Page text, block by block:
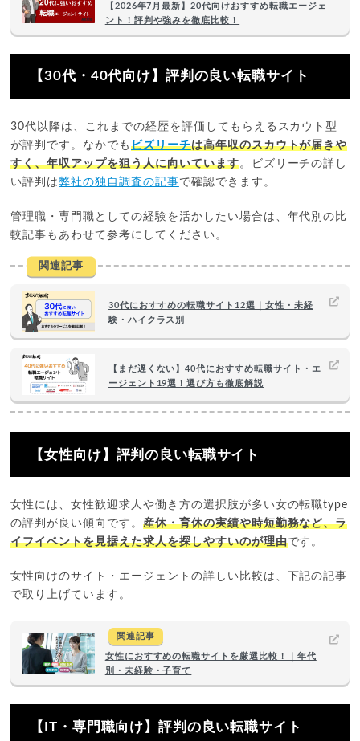
【2026年7月最新】20代向けおすすめ転職エージェ
ント！評判や強みを徹底比較！
【30代・40代向け】評判の良い転職サイト
30代以降は、これまでの経歴を評価してもらえるスカウト型
が評判です。なかでもビズリーチは高年収のスカウトが届きや
すく、年収アップを狙う人に向いています。ビズリーチの詳し
い評判は弊社の独自調査の記事で確認できます。
管理職・専門職としての経験を活かしたい場合は、年代別の比
較記事もあわせて参考にしてください。
関連記事
30代におすすめの転職サイト12選｜女性・未経
験・ハイクラス別
【まだ遅くない】40代におすすめ転職サイト・エ
ージェント19選！選び方も徹底解説
【女性向け】評判の良い転職サイト
女性には、女性歓迎求人や働き方の選択肢が多い女の転職type
の評判が良い傾向です。 産休・育休の実績や時短勤務など、ラ
イフイベントを見据えた求人を探しやすいのが理由です。
女性向けのサイト・エージェントの詳しい比較は、下記の記事
で取り上げています。
関連記事
女性におすすめの転職サイトを厳選比較！｜年代
別・未経験・子育て
【IT・専門職向け】評判の良い転職サイト